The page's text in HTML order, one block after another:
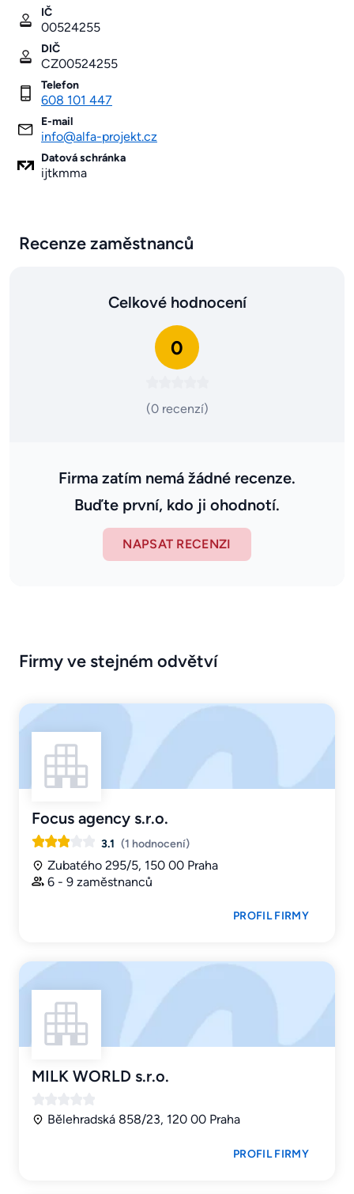
IČ
00524255
DIČ
CZ00524255
Telefon
608 101 447
E-mail
info@alfa-projekt.cz
Datová schránka
ijtkmma
Recenze zaměstnanců
Celkové hodnocení
0
(0 recenzí)
Firma zatím nemá žádné recenze.
Buďte první, kdo ji ohodnotí.
NAPSAT RECENZI
Firmy ve stejném odvětví
Focus agency s.r.o.
3.1 (1 hodnocení)
Zubatého 295/5, 150 00 Praha
6 - 9 zaměstnanců
PROFIL FIRMY
MILK WORLD s.r.o.
Bělehradská 858/23, 120 00 Praha
PROFIL FIRMY